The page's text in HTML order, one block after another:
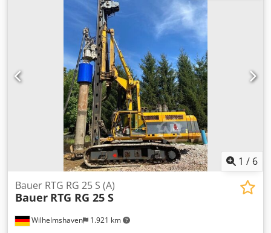
1 / 6
Wilhelmshaven 1.921 km
Bauer RTG RG 25 S (A)
Bauer RTG RG 25 S